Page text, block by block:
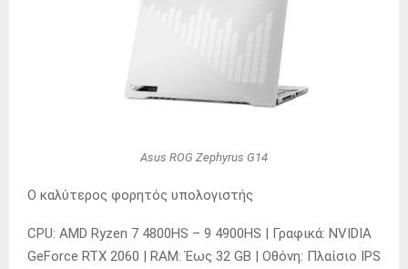
Asus ROG Zephyrus G14
Ο καλύτερος φορητός υπολογιστής
CPU: AMD Ryzen 7 4800HS – 9 4900HS | Γραφικά: NVIDIA
GeForce RTX 2060 | RAM: Έως 32 GB | Οθόνη: Πλαίσιο IPS